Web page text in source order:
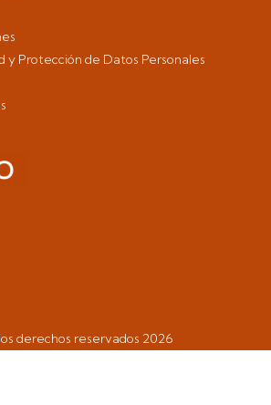
y Protección de Datos Personales
derechos reservados 2026